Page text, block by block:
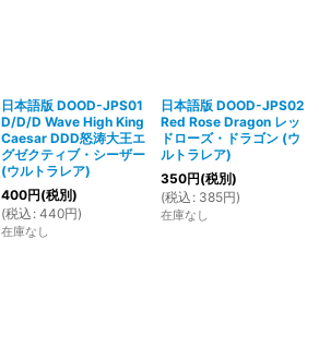
日本語版 DOOD-JPS01
D/D/D Wave High King
Caesar DDD怒涛大王エ
グゼクティブ・シーザー
(ウルトラレア)
400円(税別)
(税込 : 440円)
在庫なし
日本語版 DOOD-JPS02
Red Rose Dragon レッ
ドローズ・ドラゴン (ウ
ルトラレア)
350円(税別)
(税込 : 385円)
在庫なし